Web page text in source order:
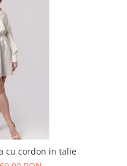
cu cordon in talie